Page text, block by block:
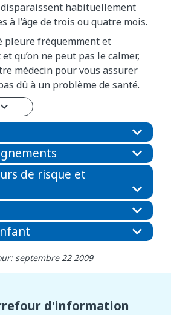
disparaissent habituellement
à l’âge de trois ou quatre mois.
pleure fréquemment et
qu’on ne peut pas le calmer,
médecin pour vous assurer
dû à un problème de santé.
de risque et
septembre 22 2009
d'information